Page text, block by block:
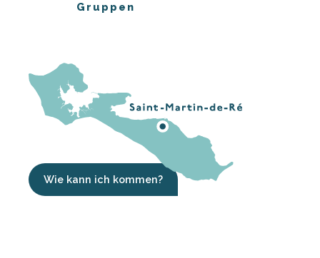
Gruppen
Wie kann ich kommen?